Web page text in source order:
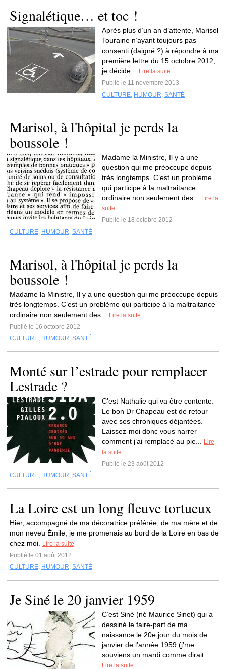
Signalétique… et toc !
Après plus d’un an d’attente, Marisol
Touraine n’ayant toujours pas
consenti (daigné ?) à répondre à ma
première lettre du 15 octobre 2012,
je décide...
Lire la suite
Publié le 11 novembre 2013
CULTURE, HUMOUR, SANTÉ
Marisol, à l'hôpital je perds la
boussole !
Madame la Ministre, Il y a une
question qui me préoccupe depuis
très longtemps. C’est un problème
qui participe à la maltraitance
ordinaire non seulement des...
Lire la
suite
Publié le 18 octobre 2012
CULTURE, HUMOUR, SANTÉ
Marisol, à l'hôpital je perds la
boussole !
Madame la Ministre, Il y a une question qui me préoccupe depuis
très longtemps. C’est un problème qui participe à la maltraitance
ordinaire non seulement des...
Lire la suite
Publié le 16 octobre 2012
CULTURE, HUMOUR, SANTÉ
Monté sur l’estrade pour remplacer
Lestrade ?
C’est Nathalie qui va être contente.
Le bon Dr Chapeau est de retour
avec ses chroniques déjantées.
Laissez-moi donc vous narrer
comment j’ai remplacé au pie...
Lire
la suite
Publié le 23 août 2012
CULTURE, HUMOUR, SANTÉ
La Loire est un long fleuve tortueux
Hier, accompagné de ma décoratrice préférée, de ma mère et de
mon neveu Émile, je me promenais au bord de la Loire en bas de
chez moi.
Lire la suite
Publié le 01 août 2012
CULTURE, HUMOUR, SANTÉ
Je Siné le 20 janvier 1959
C’est Siné (né Maurice Sinet) qui a
dessiné le faire-part de ma
naissance le 20e jour du mois de
janvier de l’année 1959 (j’me
souviens un mardi comme dirait...
Lire la suite